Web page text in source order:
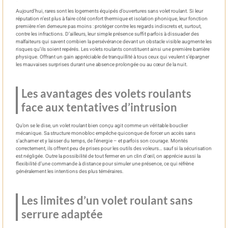
Aujourd’hui, rares sont les logements équipés d’ouvertures sans volet roulant. Si leur
réputation n’est plus à faire côté confort thermique et isolation phonique, leur fonction
première n’en demeure pas moins : protéger contre les regards indiscrets et, surtout,
contre les infractions. D’ailleurs, leur simple présence suffit parfois à dissuader des
malfaiteurs qui savent combien la persévérance devant un obstacle visible augmente les
risques qu’ils soient repérés. Les volets roulants constituent ainsi une première barrière
physique. Offrant un gain appréciable de tranquillité à tous ceux qui veulent s’épargner
les mauvaises surprises durant une absence prolongée ou au cœur de la nuit.
Les avantages des volets roulants
face aux tentatives d’intrusion
Qu’on se le dise, un volet roulant bien conçu agit comme un véritable bouclier
mécanique. Sa structure monobloc empêche quiconque de forcer un accès sans
s’acharner et y laisser du temps, de l’énergie – et parfois son courage. Montés
correctement, ils offrent peu de prises pour les outils des voleurs… sauf si la sécurisation
est négligée. Outre la possibilité de tout fermer en un clin d’œil, on apprécie aussi la
flexibilité d’une commande à distance pour simuler une présence, ce qui réfrène
généralement les intentions des plus téméraires.
Les limites d’un volet roulant sans
serrure adaptée